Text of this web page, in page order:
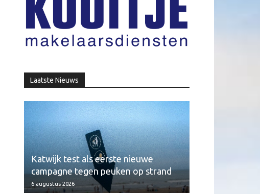
Laatste Nieuws
Katwijk test als eerste nieuwe
campagne tegen peuken op strand
6 augustus 2026